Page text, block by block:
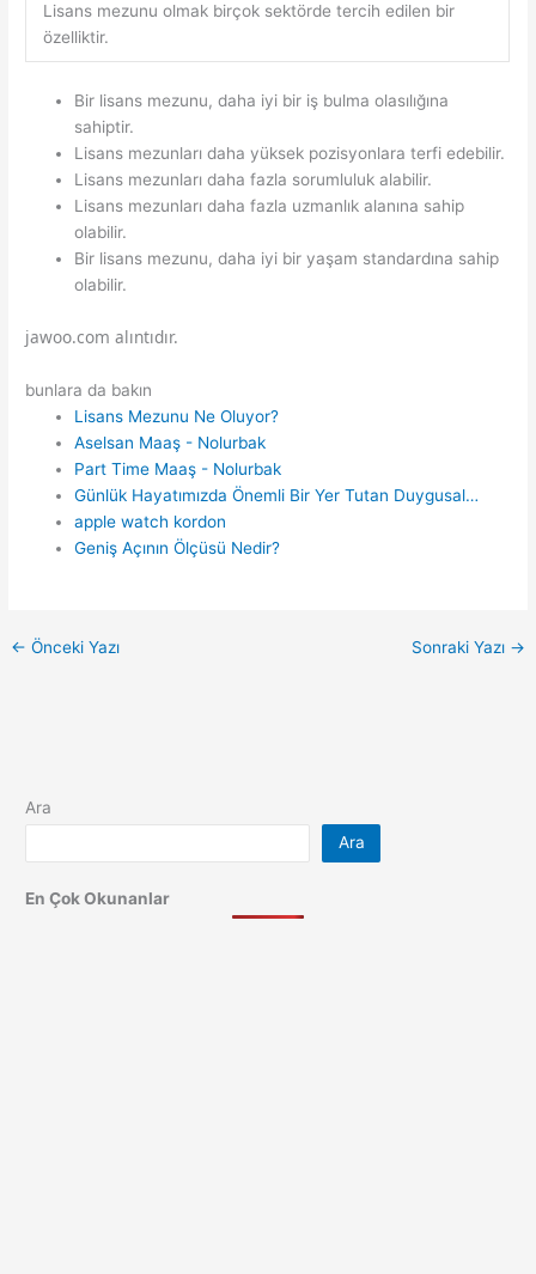
Lisans mezunu olmak birçok sektörde tercih edilen bir
özelliktir.
Bir lisans mezunu, daha iyi bir iş bulma olasılığına
sahiptir.
Lisans mezunları daha yüksek pozisyonlara terfi edebilir.
Lisans mezunları daha fazla sorumluluk alabilir.
Lisans mezunları daha fazla uzmanlık alanına sahip
olabilir.
Bir lisans mezunu, daha iyi bir yaşam standardına sahip
olabilir.
jawoo.com alıntıdır.
bunlara da bakın
Lisans Mezunu Ne Oluyor?
Aselsan Maaş - Nolurbak
Part Time Maaş - Nolurbak
Günlük Hayatımızda Önemli Bir Yer Tutan Duygusal…
apple watch kordon
Geniş Açının Ölçüsü Nedir?
← Önceki Yazı Sonraki Yazı →
Ara
Ara
En Çok Okunanlar